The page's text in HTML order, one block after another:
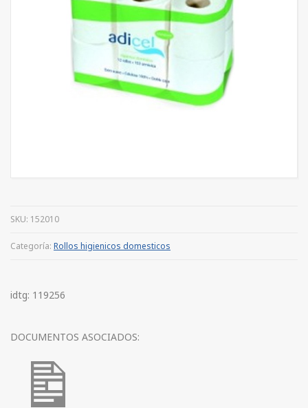
SKU: 152010
Categoría: Rollos higienicos domesticos
idtg: 119256
DOCUMENTOS ASOCIADOS: